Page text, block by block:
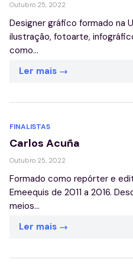
Outubro 25, 2022
Designer gráfico formado na
ilustração, fotoarte,
como...
Ler mais
FINALISTAS
Carlos Acuña
Outubro 25, 2022
Formado como repórter e
Emeequis de 2011 a 2016.
meios...
Ler mais